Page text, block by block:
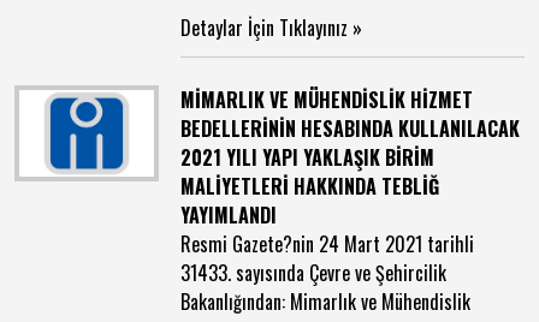
Detaylar İçin Tıklayınız »
MİMARLIK VE MÜHENDİSLİK HİZMET
BEDELLERİNİN HESABINDA KULLANILACAK
2021 YILI YAPI YAKLAŞIK BİRİM
MALİYETLERİ HAKKINDA TEBLİĞ
YAYIMLANDI
Resmi Gazete?nin 24 Mart 2021 tarihli
31433. sayısında Çevre ve Şehircilik
Bakanlığından: Mimarlık ve Mühendislik